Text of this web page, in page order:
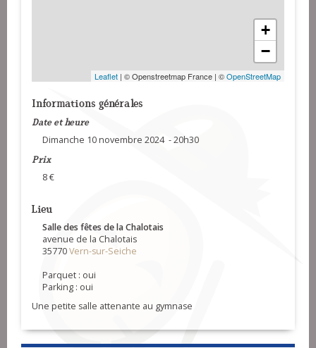
+
−
Leaflet | © Openstreetmap France | ©OpenStreetMap
Informations générales
Date et heure
Dimanche 10 novembre 2024 - 20h30
Prix
8 €
Lieu
Salle des fêtes de la Chalotais
avenue de la Chalotais
35770Vern-sur-Seiche
Parquet : oui
Parking : oui
Une petite salle attenante au gymnase